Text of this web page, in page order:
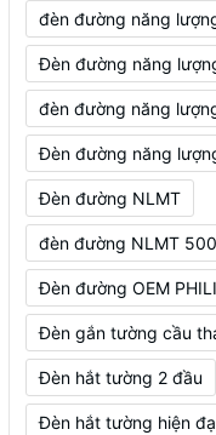
đèn đường năng
Đèn đường năng
đèn đường năng
Đèn đường năng
Đèn đường NLMT
đèn đường NLMT
Đèn đường OEM
Đèn gắn tường cầu
Đèn hắt tường 2 đầu
Đèn hắt tường hiện